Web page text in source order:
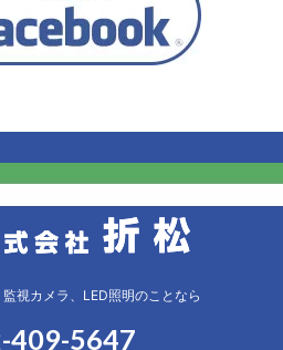
視カメラ、LED照明のことなら
409-5647